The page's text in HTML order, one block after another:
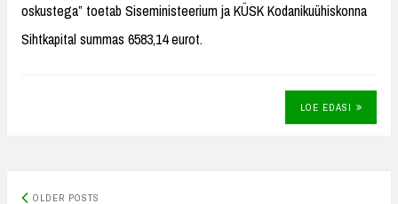
oskustega” toetab Siseministeerium ja KÜSK Kodanikuühiskonna
Sihtkapital summas 6583,14 eurot.
LOE EDASI
Posts
OLDER POSTS